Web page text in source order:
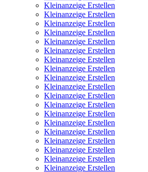
Kleinanzeige Erstellen
Kleinanzeige Erstellen
Kleinanzeige Erstellen
Kleinanzeige Erstellen
Kleinanzeige Erstellen
Kleinanzeige Erstellen
Kleinanzeige Erstellen
Kleinanzeige Erstellen
Kleinanzeige Erstellen
Kleinanzeige Erstellen
Kleinanzeige Erstellen
Kleinanzeige Erstellen
Kleinanzeige Erstellen
Kleinanzeige Erstellen
Kleinanzeige Erstellen
Kleinanzeige Erstellen
Kleinanzeige Erstellen
Kleinanzeige Erstellen
Kleinanzeige Erstellen